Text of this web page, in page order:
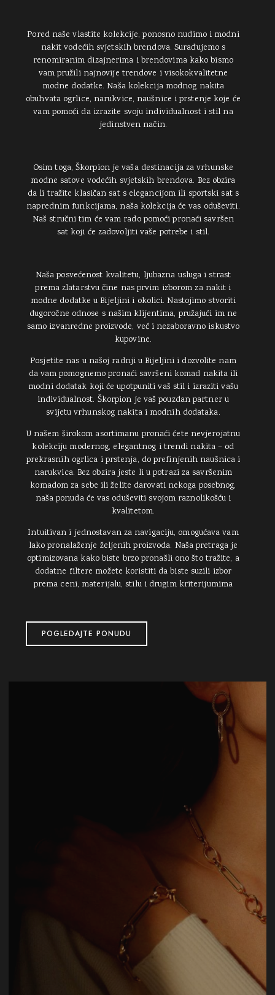
Pored naše vlastite kolekcije, ponosno nudimo i modni
nakit vodećih svjetskih brendova. Surađujemo s
renomiranim dizajnerima i brendovima kako bismo
vam pružili najnovije trendove i visokokvalitetne
modne dodatke. Naša kolekcija modnog nakita
obuhvata ogrlice, narukvice, naušnice i prstenje koje će
vam pomoći da izrazite svoju individualnost i stil na
jedinstven način.
Osim toga, Škorpion je vaša destinacija za vrhunske
modne satove vodećih svjetskih brendova. Bez obzira
da li tražite klasičan sat s elegancijom ili sportski sat s
naprednim funkcijama, naša kolekcija će vas oduševiti.
Naš stručni tim će vam rado pomoći pronaći savršen
sat koji će zadovoljiti vaše potrebe i stil.
Naša posvećenost kvalitetu, ljubazna usluga i strast
prema zlatarstvu čine nas prvim izborom za nakit i
modne dodatke u Bijeljini i okolici. Nastojimo stvoriti
dugoročne odnose s našim klijentima, pružajući im ne
samo izvanredne proizvode, već i nezaboravno iskustvo
kupovine.
Posjetite nas u našoj radnji u Bijeljini i dozvolite nam
da vam pomognemo pronaći savršeni komad nakita ili
modni dodatak koji će upotpuniti vaš stil i izraziti vašu
individualnost. Škorpion je vaš pouzdan partner u
svijetu vrhunskog nakita i modnih dodataka.
U našem širokom asortimanu pronaći ćete nevjerojatnu
kolekciju modernog, elegantnog i trendi nakita – od
prekrasnih ogrlica i prstenja, do prefinjenih naušnica i
narukvica. Bez obzira jeste li u potrazi za savršenim
komadom za sebe ili želite darovati nekoga posebnog,
naša ponuda će vas oduševiti svojom raznolikošću i
kvalitetom.
Intuitivan i jednostavan za navigaciju, omogućava vam
lako pronalaženje željenih proizvoda. Naša pretraga je
optimizovana kako biste brzo pronašli ono što tražite, a
dodatne filtere možete koristiti da biste suzili izbor
prema ceni, materijalu, stilu i drugim kriterijumima
POGLEDAJTE PONUDU